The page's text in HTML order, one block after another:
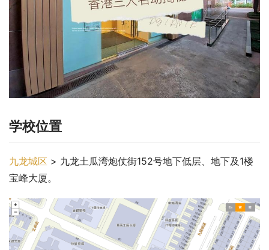
学校位置
九龙城区 > 九龙土瓜湾炮仗街152号地下低层、地下及1楼
宝峰大厦。